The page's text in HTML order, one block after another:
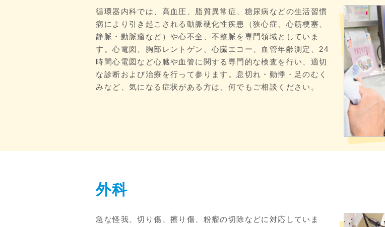
循環器内科では、高血圧、脂質異常症、糖尿病などの生活習慣
病により引き起こされる動脈硬化性疾患（狭心症、心筋梗塞、
静脈・動脈瘤など）や心不全、不整脈を専門領域としていま
す。心電図、胸部レントゲン、心臓エコー、血管年齢測定、24
時間心電図など心臓や血管に関する専門的な検査を行い、適切
な診断および治療を行って参ります。息切れ・動悸・足のむく
みなど、気になる症状がある方は、何でもご相談ください。
外科
急な怪我、切り傷、擦り傷、粉瘤の切除などに対応していま